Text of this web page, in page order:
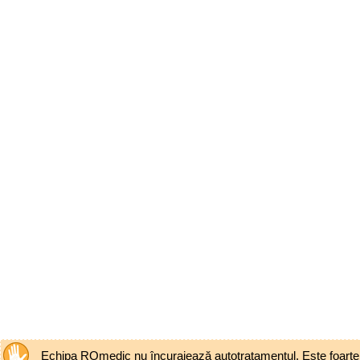
Echipa ROmedic nu încurajează autotratamentul. Este